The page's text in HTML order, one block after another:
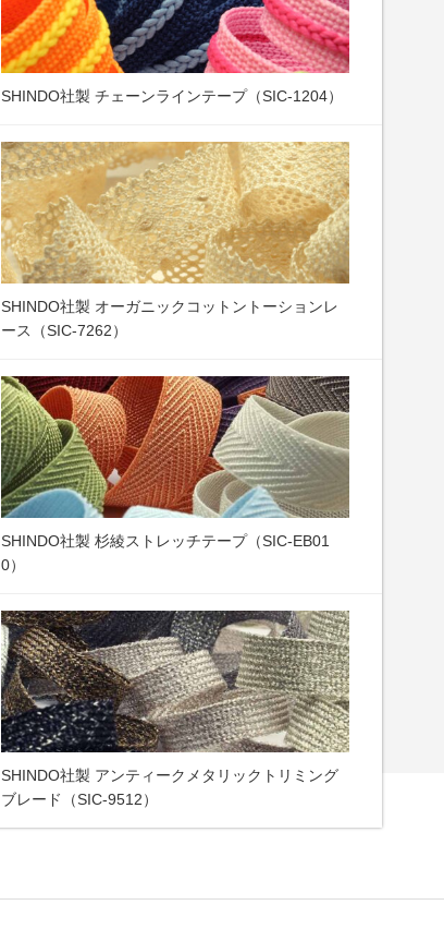
SHINDO社製 チェーンラインテープ（SIC-1204）
SHINDO社製 オーガニックコットントーションレ
ース（SIC-7262）
SHINDO社製 杉綾ストレッチテープ（SIC-EB01
0）
SHINDO社製 アンティークメタリックトリミング
ブレード（SIC-9512）